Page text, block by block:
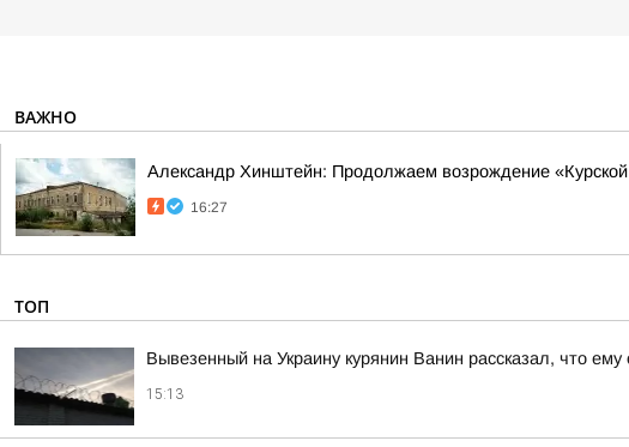
ВАЖНО
Александр Хинштейн: Продолжаем возрождение «Курской
16:27
ТОП
Вывезенный на Украину курянин Ванин рассказал, что
15:13